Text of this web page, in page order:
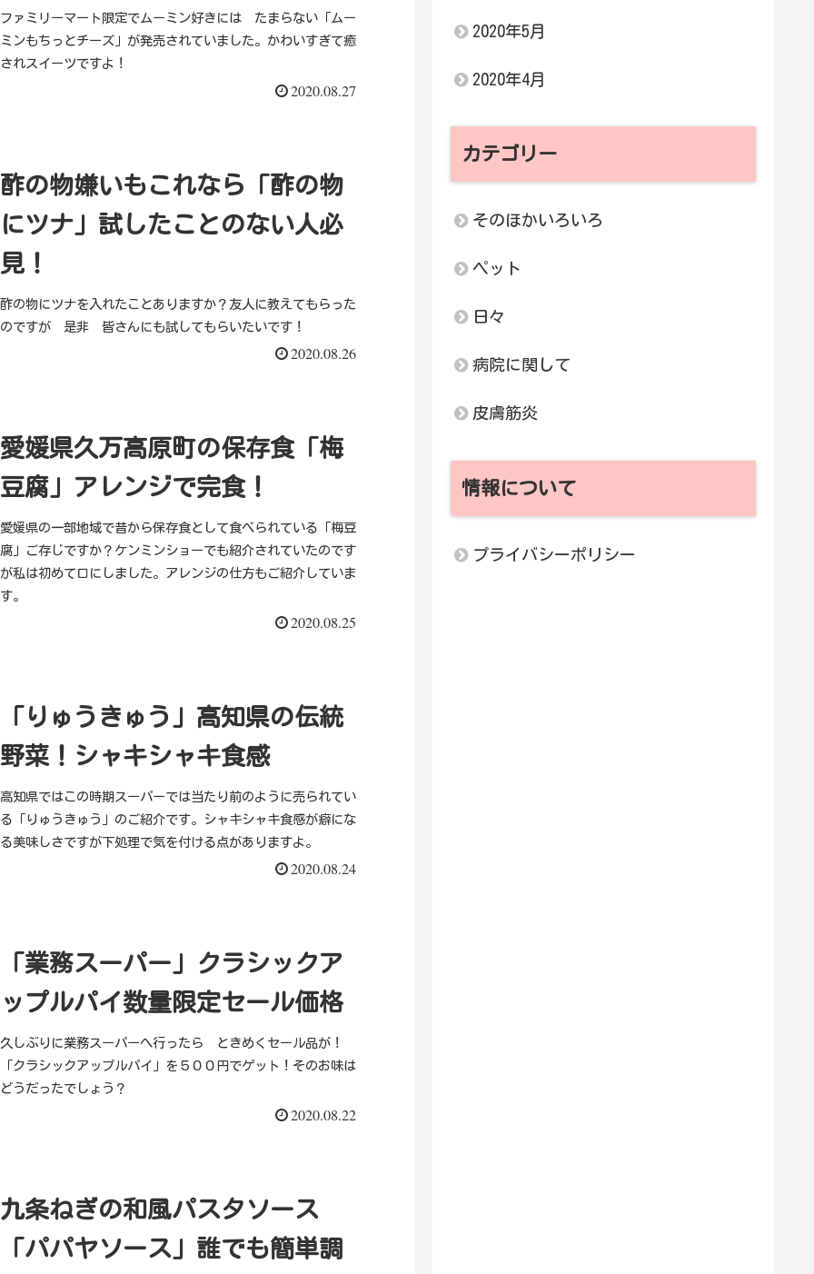
ファミリーマート限定でムーミン好きには たまらない「ムー
ミンもちっとチーズ」が発売されていました。かわいすぎて癒
されスイーツですよ！
2020.08.27
酢の物嫌いもこれなら「酢の物
にツナ」試したことのない人必
見！
酢の物にツナを入れたことありますか？友人に教えてもらった
のですが 是非 皆さんにも試してもらいたいです！
2020.08.26
愛媛県久万高原町の保存食「梅
豆腐」アレンジで完食！
愛媛県の一部地域で昔から保存食として食べられている「梅豆
腐」ご存じですか？ケンミンショーでも紹介されていたのです
が私は初めて口にしました。アレンジの仕方もご紹介していま
す。
2020.08.25
「りゅうきゅう」高知県の伝統
野菜！シャキシャキ食感
高知県ではこの時期スーパーでは当たり前のように売られてい
る「りゅうきゅう」のご紹介です。シャキシャキ食感が癖にな
る美味しさですが下処理で気を付ける点がありますよ。
2020.08.24
「業務スーパー」クラシックア
ップルパイ数量限定セール価格
久しぶりに業務スーパーへ行ったら ときめくセール品が！
「クラシックアップルパイ」を５００円でゲット！そのお味は
どうだったでしょう？
2020.08.22
九条ねぎの和風パスタソース
「パパヤソース」誰でも簡単調
2020年5月
2020年4月
カテゴリー
そのほかいろいろ
ペット
日々
病院に関して
皮膚筋炎
情報について
プライバシーポリシー